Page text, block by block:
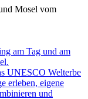
Mosel vom
am Tag und am
UNESCO Welterbe
erleben, eigene
und